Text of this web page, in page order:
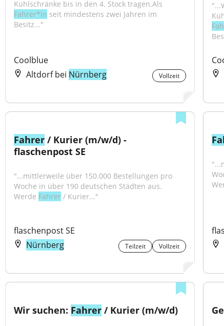
Fahrer*in seit mindestens zwei Jahren im
Besitz..."
Coolblue
Altdorf bei Nürnberg Vollzeit
Fahrer / Kurier (m/w/d) -
flaschenpost SE
"...mittlerweile über 150.000 Bestellungen pro
Woche in über 190 deutschen Städten aus.
Werde Fahrer / Kurier..."
flaschenpost SE
Nürnberg
Teilzeit Vollzeit
Wir suchen: Fahrer / Kurier (m/w/d)